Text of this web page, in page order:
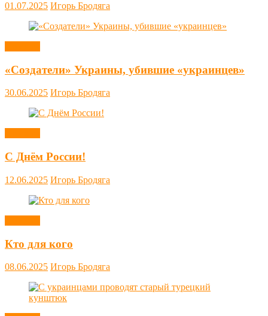
01.07.2025 Игорь Бродяга
«Создатели» Украины, убившие «украинцев»
30.06.2025 Игорь Бродяга
С Днём России!
12.06.2025 Игорь Бродяга
Кто для кого
08.06.2025 Игорь Бродяга